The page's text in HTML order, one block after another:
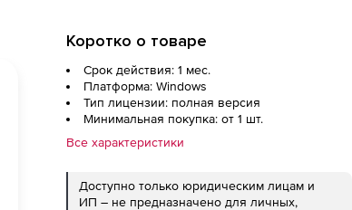
Коротко о товаре
Срок действия: 1 мес.
Платформа: Windows
Тип лицензии: полная версия
Минимальная покупка: от 1 шт.
Все характеристики
Доступно только юридическим лицам и
ИП – не предназначено для личных,